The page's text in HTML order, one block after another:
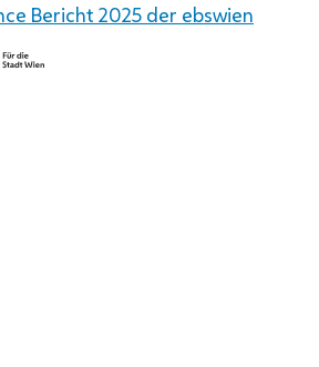
Bericht 2025 der ebswien